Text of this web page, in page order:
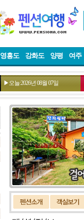
영흥도 강화도 양평 여주
▶오늘:2026년 08월 07일